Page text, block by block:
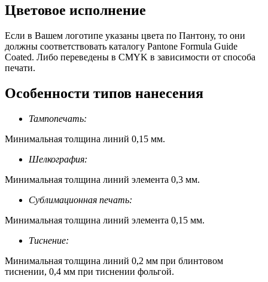
Цветовое исполнение
Если в Вашем логотипе указаны цвета по Пантону, то они
должны соответствовать каталогу Pantone Formula Guide
Coated. Либо переведены в CMYK в зависимости от способа
печати.
Особенности типов нанесения
Тампопечать:
Минимальная толщина линий 0,15 мм.
Шелкография:
Минимальная толщина линий элемента 0,3 мм.
Сублимационная печать:
Минимальная толщина линий элемента 0,15 мм.
Тиснение:
Минимальная толщина линий 0,2 мм при блинтовом
тиснении, 0,4 мм при тиснении фольгой.